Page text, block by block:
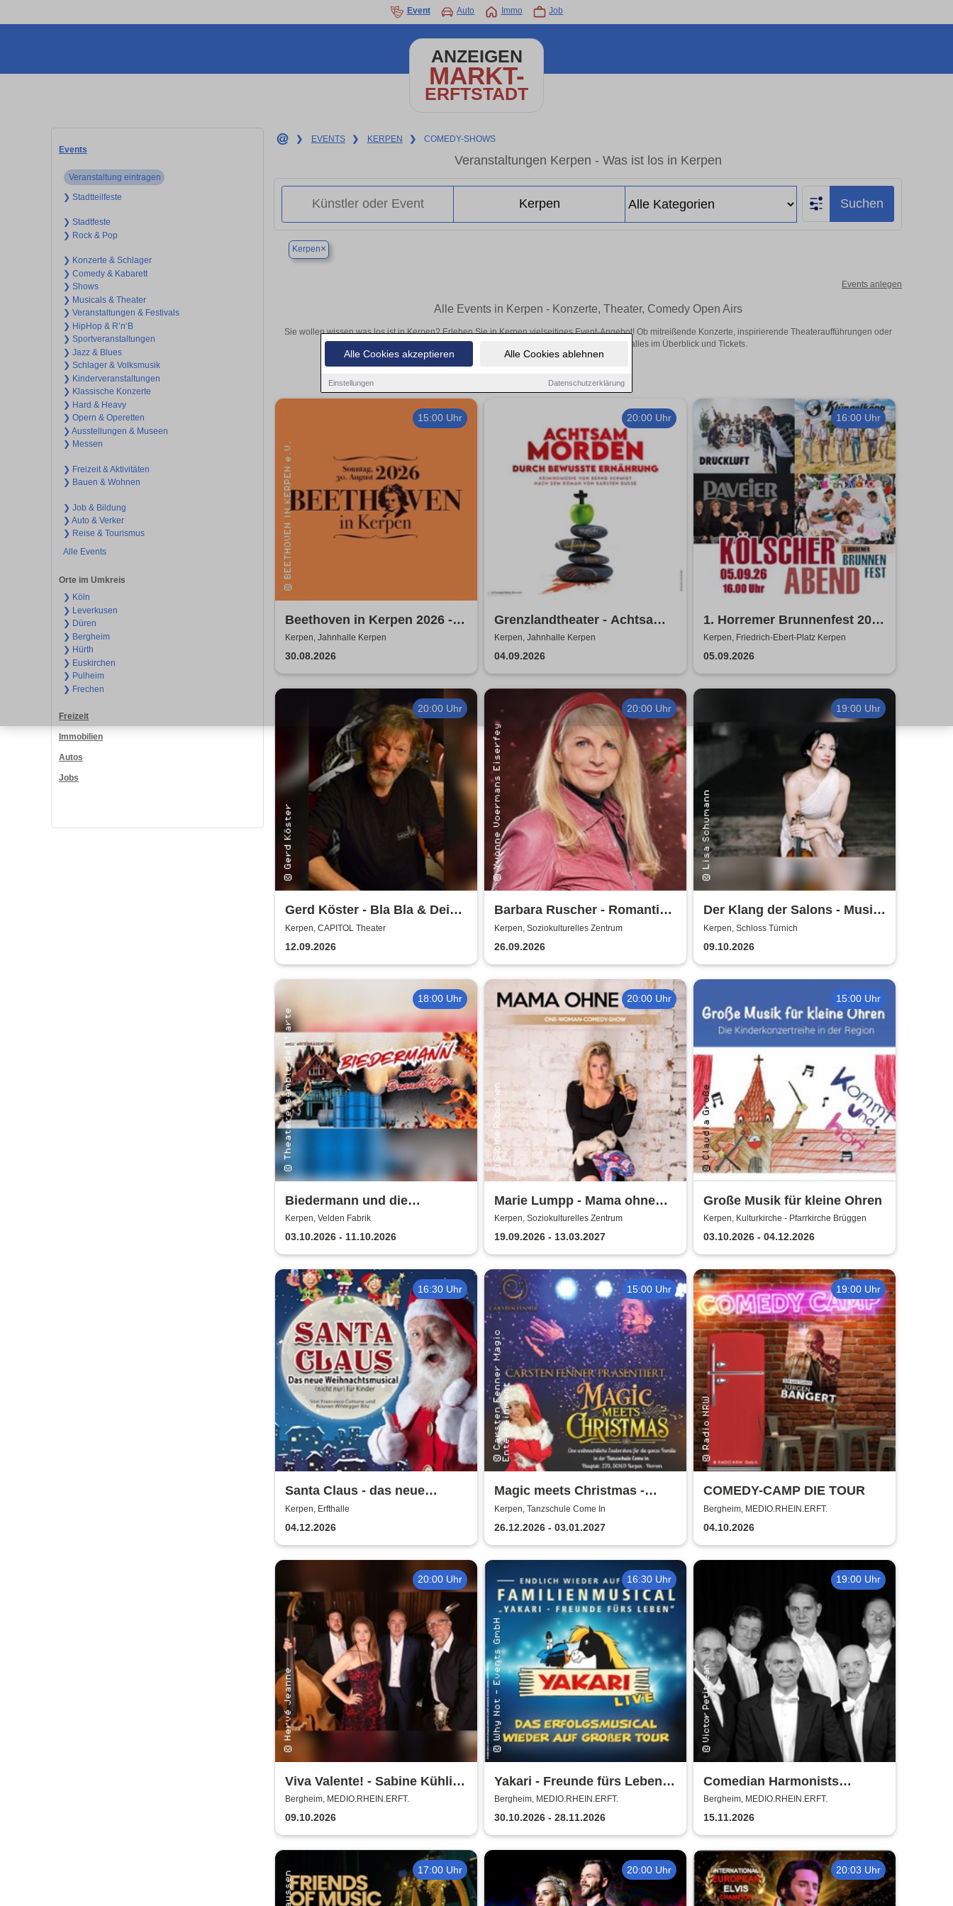
Alle Cookies akzeptieren Alle Cookies ablehnen
Einstellungen Datenschutzerklärung
Event Auto Immo Job
ANZEIGEN
MARKT-
ERFTSTADT
Events
Veranstaltung eintragen
❯ Stadtteilfeste
❯ Stadtfeste
❯ Rock & Pop
❯ Konzerte & Schlager
❯ Comedy & Kabarett
❯ Shows
❯ Musicals & Theater
❯ Veranstaltungen & Festivals
❯ HipHop & R’n‘B
❯ Sportveranstaltungen
❯ Jazz & Blues
❯ Schlager & Volksmusik
❯ Kinderveranstaltungen
❯ Klassische Konzerte
❯ Hard & Heavy
❯ Opern & Operetten
❯ Ausstellungen & Museen
❯ Messen
❯ Freizeit & Aktivitäten
❯ Bauen & Wohnen
❯ Job & Bildung
❯ Auto & Verker
❯ Reise & Tourismus
Alle Events
Orte im Umkreis
❯ Köln
❯ Leverkusen
❯ Düren
❯ Bergheim
❯ Hürth
❯ Euskirchen
❯ Pulheim
❯ Frechen
Freizeit
Immobilien
Autos
Jobs
❯ EVENTS ❯ KERPEN ❯ COMEDY-SHOWS
Veranstaltungen Kerpen - Was ist los in Kerpen
Suchen
Kerpen×
Events anlegen
Alle Events in Kerpen - Konzerte, Theater, Comedy Open Airs
Sie wollen wissen was los ist in Kerpen? Erleben Sie in Kerpen vielseitiges Event-Angebot! Ob mitreißende Konzerte, inspirierende Theateraufführungen oder
aufregende Veranstaltungen in Kerpen – hier finden alles im Überblick und Tickets.
15:00 Uhr
Beethoven in Kerpen 2026 -
Sommerkonzerte 2026
Kerpen, Jahnhalle Kerpen
30.08.2026
20:00 Uhr
Grenzlandtheater - Achtsam
Morden durch bewusste
Ernährung
Kerpen, Jahnhalle Kerpen
04.09.2026
16:00 Uhr
1. Horremer Brunnenfest 2026
- Klüngelköpp, Druckluft,
Planschemalöör, Paveier
Kerpen, Friedrich-Ebert-Platz Kerpen
05.09.2026
20:00 Uhr
Gerd Köster - Bla Bla & Dei
Dei
Kerpen, CAPITOL Theater
12.09.2026
20:00 Uhr
Barbara Ruscher - Romantik,
aber zack, zack!
Kerpen, Soziokulturelles Zentrum
26.09.2026
19:00 Uhr
Der Klang der Salons - Musik
und Gesellschaft bei Marcel
Proust
Kerpen, Schloss Türnich
09.10.2026
18:00 Uhr
Biedermann und die
Brandstifter -
Theaterensemble dell' arte
e.V.
Kerpen, Velden Fabrik
03.10.2026 - 11.10.2026
20:00 Uhr
Marie Lumpp - Mama ohne
Plan
Kerpen, Soziokulturelles Zentrum
19.09.2026 - 13.03.2027
15:00 Uhr
Große Musik für kleine Ohren
Kerpen, Kulturkirche - Pfarrkirche Brüggen
03.10.2026 - 04.12.2026
16:30 Uhr
Santa Claus - das neue
Weihnachtsmusical (nicht
nur) für Kinder
Kerpen, Erfthalle
04.12.2026
15:00 Uhr
Magic meets Christmas -
Tanzschule Come In
Kerpen, Tanzschule Come In
26.12.2026 - 03.01.2027
19:00 Uhr
COMEDY-CAMP DIE TOUR
Bergheim, MEDIO.RHEIN.ERFT.
04.10.2026
20:00 Uhr
Viva Valente! - Sabine Kühlich
& Jörg Seidel Trio - Tribute to
Catarina Vatente
Bergheim, MEDIO.RHEIN.ERFT.
09.10.2026
16:30 Uhr
Yakari - Freunde fürs Leben -
Das Musical für die ganze
Familie
Bergheim, MEDIO.RHEIN.ERFT.
30.10.2026 - 28.11.2026
19:00 Uhr
Comedian Harmonists
Forever - Das Leben ein
Konzert
Bergheim, MEDIO.RHEIN.ERFT.
15.11.2026
17:00 Uhr 20:00 Uhr 20:03 Uhr